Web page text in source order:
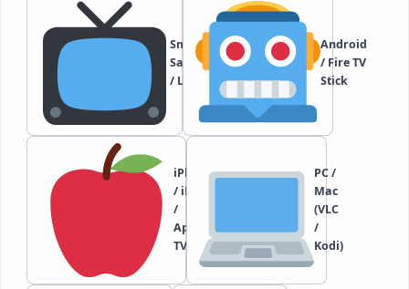
Smart TV
Samsung
/ LG
Android
/ Fire TV
Stick
iPhone
/ iPad
/
Apple
TV
PC /
Mac
(VLC
/
Kodi)